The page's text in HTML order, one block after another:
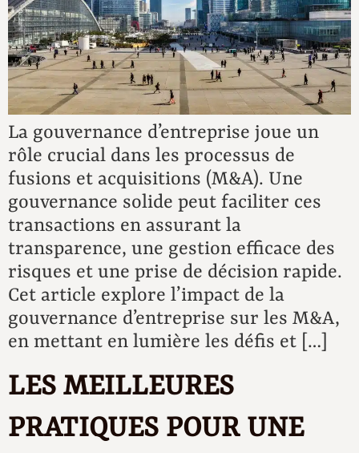
La gouvernance d’entreprise joue un
rôle crucial dans les processus de
fusions et acquisitions (M&A). Une
gouvernance solide peut faciliter ces
transactions en assurant la
transparence, une gestion efficace des
risques et une prise de décision rapide.
Cet article explore l’impact de la
gouvernance d’entreprise sur les M&A,
en mettant en lumière les défis et […]
LES MEILLEURES
PRATIQUES POUR UNE